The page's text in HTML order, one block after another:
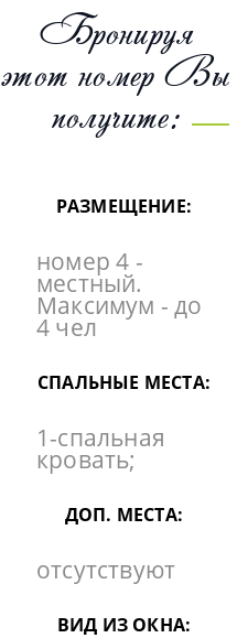
Бронируя
этот номер Вы
получите:
РАЗМЕЩЕНИЕ:
номер 4 -
местный.
Максимум - до
4 чел
СПАЛЬНЫЕ МЕСТА:
1-спальная
кровать;
ДОП. МЕСТА:
отсутствуют
ВИД ИЗ ОКНА: